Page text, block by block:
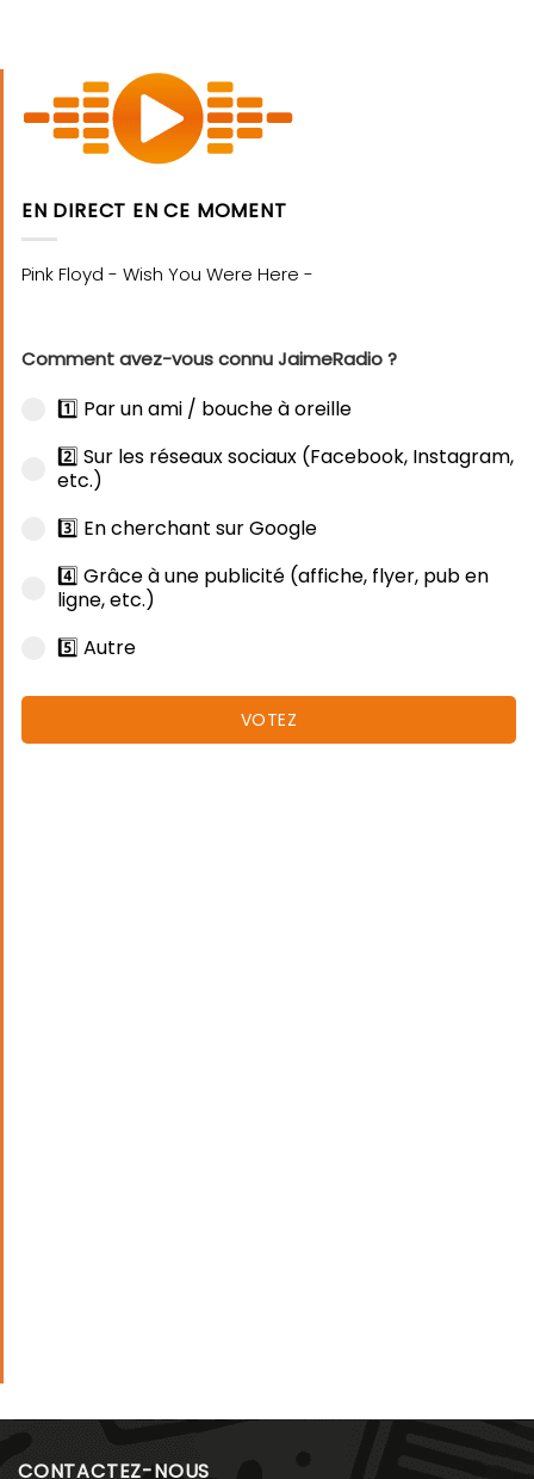
EN DIRECT EN CE MOMENT
Comment avez-vous connu JaimeRadio ?
1️⃣ Par un ami / bouche à oreille
2️⃣ Sur les réseaux sociaux (Facebook, Instagram,
etc.)
3️⃣ En cherchant sur Google
4️⃣ Grâce à une publicité (affiche, flyer, pub en
ligne, etc.)
5️⃣ Autre
VOTEZ
CONTACTEZ-NOUS